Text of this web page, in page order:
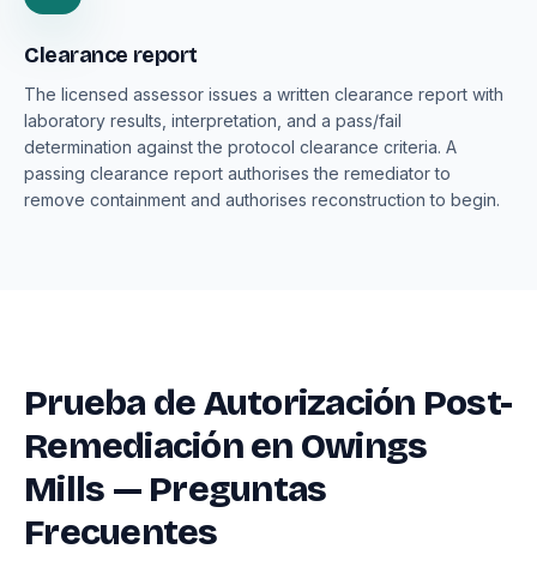
Clearance report
The licensed assessor issues a written clearance report with
laboratory results, interpretation, and a pass/fail
determination against the protocol clearance criteria. A
passing clearance report authorises the remediator to
remove containment and authorises reconstruction to begin.
Prueba de Autorización Post-
Remediación en Owings
Mills — Preguntas
Frecuentes